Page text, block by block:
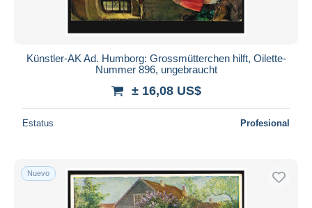
Künstler-AK Ad. Humborg: Grossmütterchen hilft, Oilette-
Nummer 896, ungebraucht
± 16,08 US$
Estatus Profesional
Nuevo